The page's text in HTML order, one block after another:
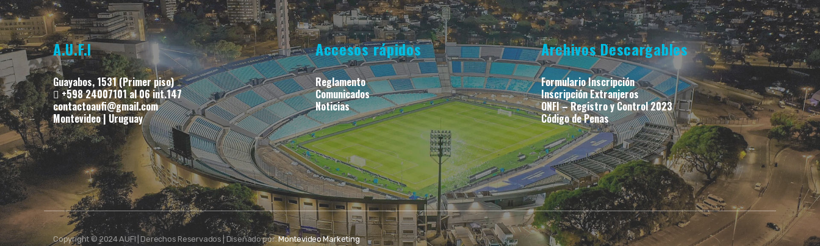
A.U.F.I
Guayabos, 1531 (Primer piso)
+598 24007101 al 06 int.147
contactoaufi@gmail.com
Montevideo | Uruguay
Accesos rápidos
Reglamento
Comunicados
Noticias
Archivos Descargables
Formulario Inscripción
Inscripción Extranjeros
ONFI – Registro y Control 2023
Código de Penas
Copyright © 2024 AUFI | Derechos Reservados | Diseñado por:Montevideo Marketing